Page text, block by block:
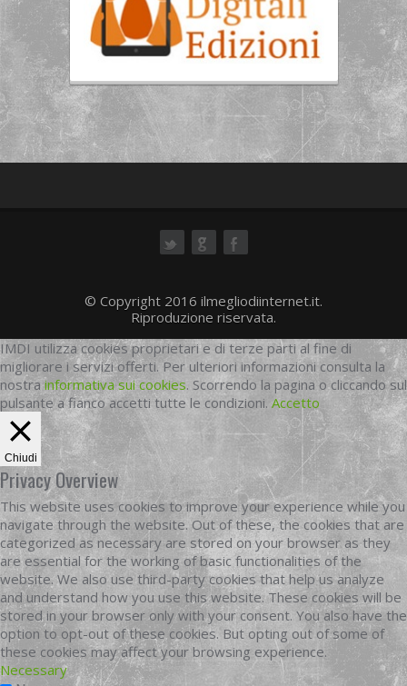
© Copyright 2016 ilmegliodiinternet.it.
Riproduzione riservata.
IMDI utilizza cookies proprietari e di terze parti al fine di
migliorare i servizi offerti. Per ulteriori informazioni consulta la
nostrainformativa sui cookies. Scorrendo la pagina o cliccando sul
pulsante a fianco accetti tutte le condizioni. Accetto
Chiudi
Privacy Overview
This website uses cookies to improve your experience while you
navigate through the website. Out of these, the cookies that are
categorized as necessary are stored on your browser as they
are essential for the working of basic functionalities of the
website. We also use third-party cookies that help us analyze
and understand how you use this website. These cookies will be
stored in your browser only with your consent. You also have the
option to opt-out of these cookies. But opting out of some of
these cookies may affect your browsing experience.
Necessary